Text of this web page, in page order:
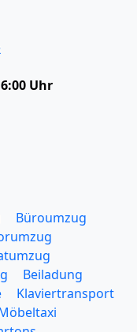
Uhr
Büroumzug
Beiladung
Klaviertransport